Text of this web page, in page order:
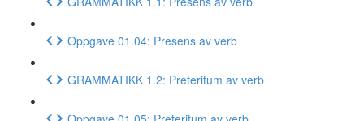
Oppgave 01.04: Presens av verb
GRAMMATIKK 1.2: Preteritum av verb